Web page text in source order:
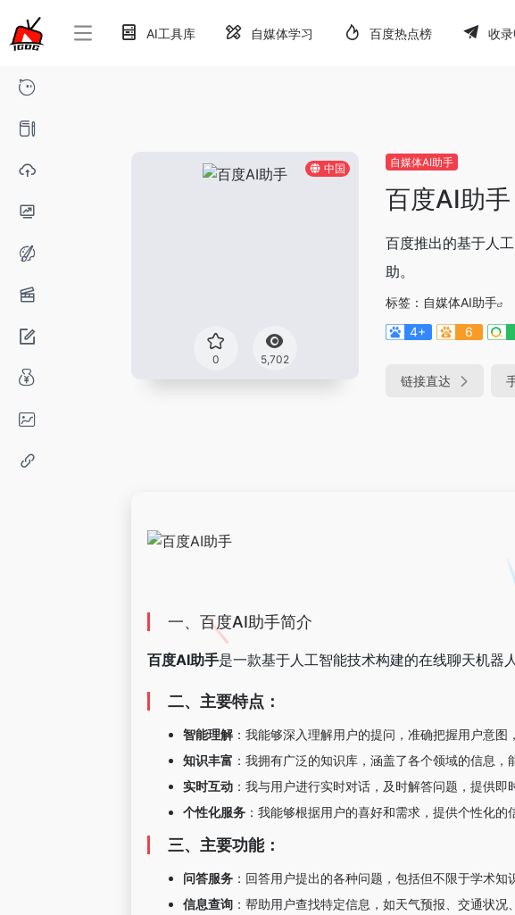
AI工具库 自媒体学习 百度热点榜 收
中国
0 5,702
自媒体AI助手
百度AI助手
百度推出的基于人
助。
标签： 自媒体AI助手
4+
6
链接直达
一、百度AI助手简介
百度AI助手是一款基于人工智能技术构建的在线聊天机器
二、主要特点：
智能理解：我能够深入理解用户的提问，准确把握用户意图
知识丰富 ：我拥有广泛的知识库，涵盖了各个领域的信息，
实时互动：我与用户进行实时对话，及时解答问题，提供即
个性化服务：我能够根据用户的喜好和需求，提供个性化的
三、主要功能：
问答服务：回答用户提出的各种问题，包括但不限于学术知
信息查询：帮助用户查找特定信息，如天气预报、交通状况